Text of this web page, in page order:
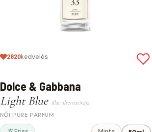
2820kedvelés
Dolce & Gabbana
Light Blue illat alternatívája
NŐI PURE PARFÜM